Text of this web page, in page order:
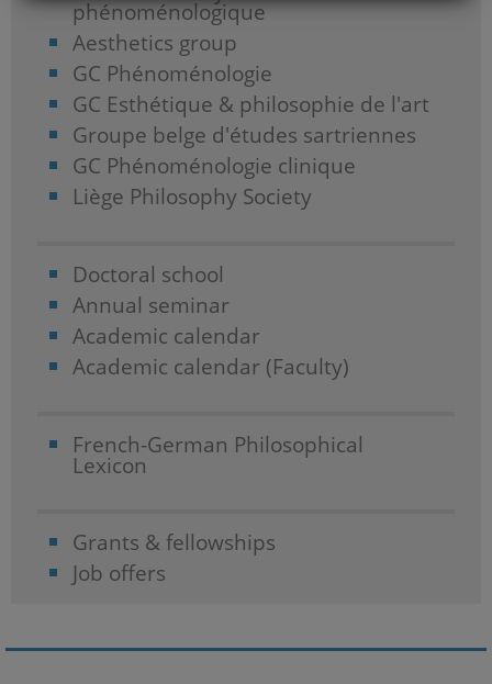
phénoménologique
Aesthetics group
GC Phénoménologie
GC Esthétique & philosophie de l'art
Groupe belge d'études sartriennes
GC Phénoménologie clinique
Liège Philosophy Society
Doctoral school
Annual seminar
Academic calendar
Academic calendar (Faculty)
French-German Philosophical
Lexicon
Grants & fellowships
Job offers